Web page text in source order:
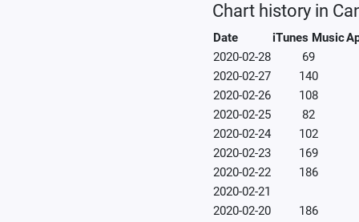
Chart history in
Date iTunes Music
2020-02-28
69
2020-02-27
140
2020-02-26
108
2020-02-25
82
2020-02-24
102
2020-02-23
169
2020-02-22
186
2020-02-21
2020-02-20
186